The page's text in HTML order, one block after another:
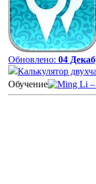
Обновлено: 04
Калькулятор
Обучение